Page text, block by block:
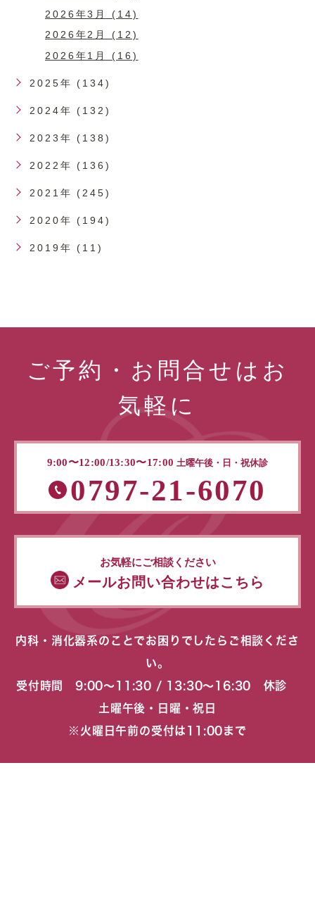
2026年3月 (14)
2026年2月 (12)
2026年1月 (16)
2025年 (134)
2024年 (132)
2023年 (138)
2022年 (136)
2021年 (245)
2020年 (194)
2019年 (11)
ご予約・お問合せはお
気軽に
9:00〜12:00/13:30〜17:00 土曜午後・日・祝休診
0797-21-6070
お気軽にご相談ください
メールお問い合わせはこちら
内科・消化器系のことでお困りでしたらご相談くださ
い。
受付時間 9:00〜11:30 / 13:30〜16:30 休診
土曜午後・日曜・祝日
※火曜日午前の受付は11:00まで